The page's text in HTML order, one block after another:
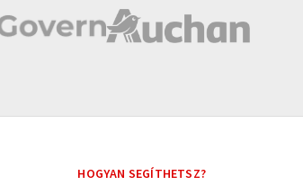
HOGYAN SEGÍTHETSZ?